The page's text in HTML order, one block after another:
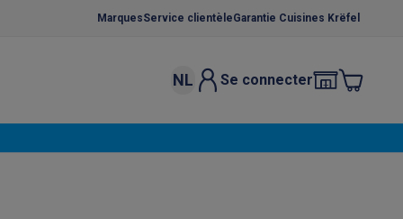
MarquesService clientèleGarantie Cuisines Krëfel
NL Se connecter